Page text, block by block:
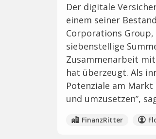
Der digitale
einem seiner
Corporations
siebenstellige
Zusammenarbeit
hat überzeugt. Als
Potenziale am
und umzusetzen”,
FinanzRitter